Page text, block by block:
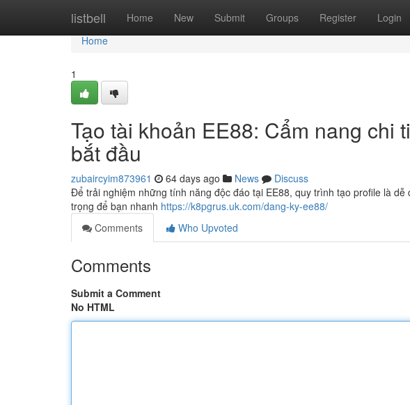
listbell Home New Submit Groups Register Login
Home
Home
1
Tạo tài khoản EE88: Cẩm nang chi
bắt đầu
zubaircyim873961 64 days ago News
Discuss
Để trải nghiệm những tính năng độc đáo tại EE88, quy trình tạo profile là
trọng để bạn nhanh https://k8pgrus.uk.com/dang-ky-ee88/
Comments
Who Upvoted
Comments
Submit a Comment
No HTML